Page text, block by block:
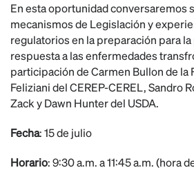
En esta oportunidad conversaremos
mecanismos de Legislación y
regulatorios en la preparación para
respuesta a las enfermedades
participación de Carmen Bullon de la
Feliziani del CEREP-CEREL, Sandro
Zack y Dawn Hunter del USDA.
Fecha: 15 de julio
Horario: 9:30 a.m. a 11:45 a.m. (hora